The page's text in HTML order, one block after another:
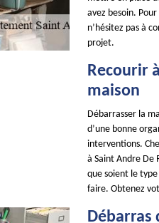
avez besoin.
n’hésitez pas à
projet.
Recourir
maison
Débarrasser la
d’une bonne
interventions.
à Saint Andre De
que soient le
faire. Obtenez
Débarras